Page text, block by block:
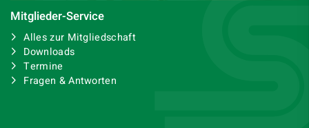
Mitglieder-Service
Alles zur Mitgliedschaft
Downloads
Termine
Fragen & Antworten